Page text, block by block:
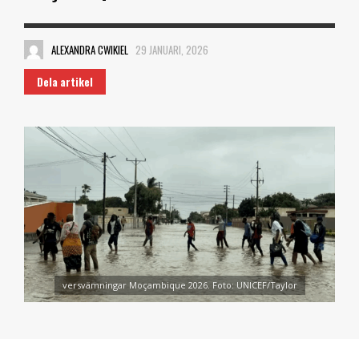
ALEXANDRA CWIKIEL 29 JANUARI, 2026
Dela artikel
versvämningar Moçambique 2026. Foto: UNICEF/Taylor